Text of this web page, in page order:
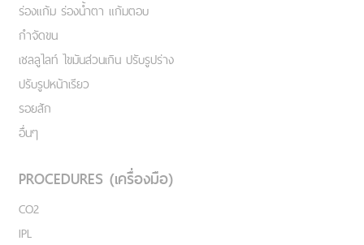
ร่องแก้ม ร่องน้ำตา แก้มตอบ
กำจัดขน
เชลลูไลท์ ไขมันส่วนเกิน ปรับรูปร่าง
ปรับรูปหน้าเรียว
รอยสัก
อื่นๆ
PROCEDURES (เครื่องมือ)
CO2
IPL